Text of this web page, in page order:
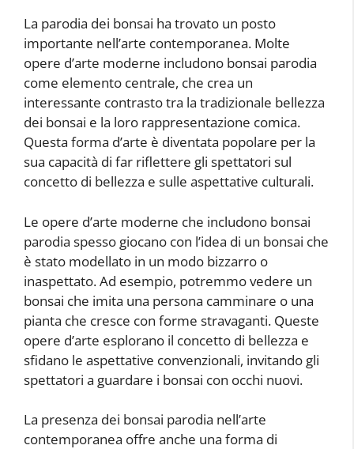
La parodia dei bonsai ha trovato un posto
importante nell’arte contemporanea. Molte
opere d’arte moderne includono bonsai parodia
come elemento centrale, che crea un
interessante contrasto tra la tradizionale bellezza
dei bonsai e la loro rappresentazione comica.
Questa forma d’arte è diventata popolare per la
sua capacità di far riflettere gli spettatori sul
concetto di bellezza e sulle aspettative culturali.
Le opere d’arte moderne che includono bonsai
parodia spesso giocano con l’idea di un bonsai che
è stato modellato in un modo bizzarro o
inaspettato. Ad esempio, potremmo vedere un
bonsai che imita una persona camminare o una
pianta che cresce con forme stravaganti. Queste
opere d’arte esplorano il concetto di bellezza e
sfidano le aspettative convenzionali, invitando gli
spettatori a guardare i bonsai con occhi nuovi.
La presenza dei bonsai parodia nell’arte
contemporanea offre anche una forma di